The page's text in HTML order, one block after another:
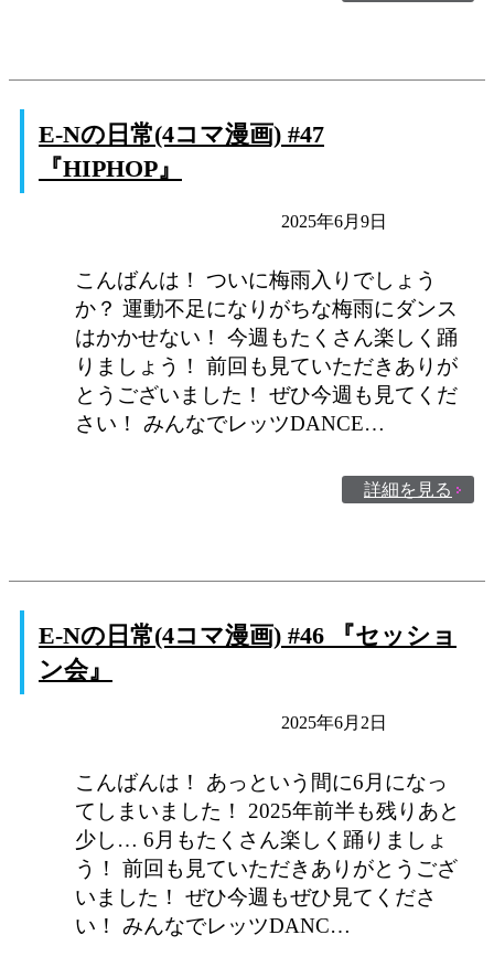
E-Nの日常(4コマ漫画) #47
『HIPHOP』
2025年6月9日
こんばんは！ ついに梅雨入りでしょう
か？ 運動不足になりがちな梅雨にダンス
はかかせない！ 今週もたくさん楽しく踊
りましょう！ 前回も見ていただきありが
とうございました！ ぜひ今週も見てくだ
さい！ みんなでレッツDANCE…
詳細を見る
E-Nの日常(4コマ漫画) #46 『セッショ
ン会』
2025年6月2日
こんばんは！ あっという間に6月になっ
てしまいました！ 2025年前半も残りあと
少し… 6月もたくさん楽しく踊りましょ
う！ 前回も見ていただきありがとうござ
いました！ ぜひ今週もぜひ見てくださ
い！ みんなでレッツDANC…